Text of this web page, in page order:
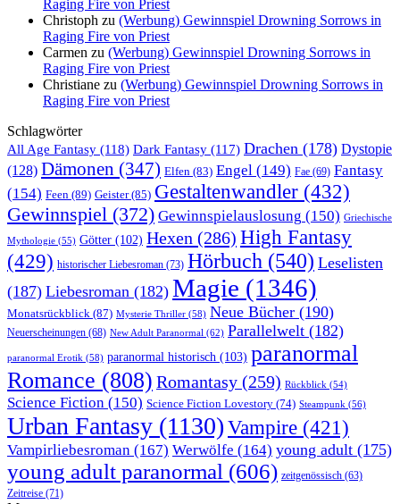
Raging Fire von Priest
Christoph zu (Werbung) Gewinnspiel Drowning Sorrows in
Raging Fire von Priest
Carmen zu (Werbung) Gewinnspiel Drowning Sorrows in
Raging Fire von Priest
Christiane zu (Werbung) Gewinnspiel Drowning Sorrows in
Raging Fire von Priest
Schlagwörter
All Age Fantasy (118) Dark Fantasy (117) Drachen (178) Dystopie
(128) Dämonen (347) Elfen (83) Engel (149) Fae (69) Fantasy
(154) Feen (89) Geister(85) Gestaltenwandler (432)
Gewinnspiel (372) Gewinnspielauslosung (150) Griechische
Mythologie (55) Götter (102) Hexen (286) High Fantasy
(429) historischer Liebesroman (73) Hörbuch (540) Leselisten
(187) Liebesroman (182) Magie (1346)
Monatsrückblick (87) Mysterie Thriller (58) Neue Bücher (190)
Neuerscheinungen (68) New Adult Paranormal (62) Parallelwelt (182)
paranormal Erotik (58) paranormal historisch (103) paranormal
Romance (808) Romantasy (259) Rückblick (54)
Science Fiction (150) Science Fiction Lovestory (74) Steampunk (56)
Urban Fantasy (1130) Vampire (421)
Vampirliebesroman (167) Werwölfe (164) young adult (175)
young adult paranormal (606) zeitgenössisch (63)
Zeitreise (71)